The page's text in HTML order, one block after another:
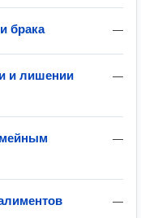
—
брака
—
и лишении
—
—